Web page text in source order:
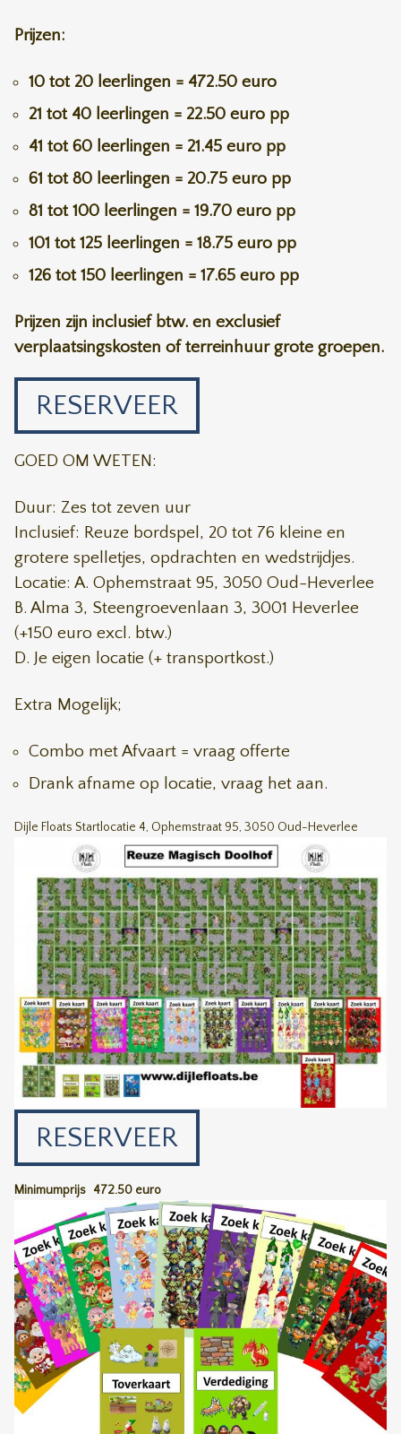
Prijzen:
10 tot 20 leerlingen = 472.50 euro
21 tot 40 leerlingen = 22.50 euro pp
41 tot 60 leerlingen = 21.45 euro pp
61 tot 80 leerlingen = 20.75 euro pp
81 tot 100 leerlingen = 19.70 euro pp
101 tot 125 leerlingen = 18.75 euro pp
126 tot 150 leerlingen = 17.65 euro pp
Prijzen zijn inclusief btw. en exclusief
verplaatsingskosten of terreinhuur grote groepen.
RESERVEER
GOED OM WETEN:
Duur: Zes tot zeven uur
Inclusief: Reuze bordspel, 20 tot 76 kleine en
grotere spelletjes, opdrachten en wedstrijdjes.
Locatie: A. Ophemstraat 95, 3050 Oud-Heverlee
B. Alma 3, Steengroevenlaan 3, 3001 Heverlee
(+150 euro excl. btw.)
D. Je eigen locatie (+ transportkost.)
Extra Mogelijk;
Combo met Afvaart = vraag offerte
Drank afname op locatie, vraag het aan.
Dijle Floats Startlocatie 4, Ophemstraat 95, 3050 Oud-Heverlee
RESERVEER
Minimumprijs 472.50 euro